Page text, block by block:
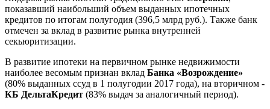
показавший наибольший объем выданных ипотечных
кредитов по итогам полугодия (396,5 млрд руб.). Также банк
отмечен за вклад в развитие рынка внутренней
секьюритизации.
В развитие ипотеки на первичном рынке недвижимости
наиболее весомым признан вклад Банка «Возрождение»
(80% выданных ссуд в 1 полугодии 2017 года), на вторичном -
КБ ДельтаКредит (83% выдач за аналогичный период).